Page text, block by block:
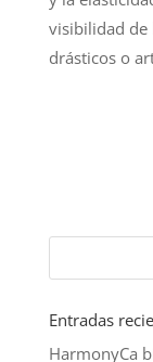
visibilidad de
drásticos o
Entradas
HarmonyCa